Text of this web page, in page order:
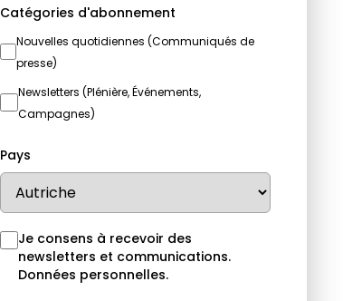
Catégories d'abonnement
Nouvelles quotidiennes (Communiqués de
presse)
Newsletters (Plénière, Événements,
Campagnes)
Pays
Je consens à recevoir des
newsletters et communications.
Données personnelles.